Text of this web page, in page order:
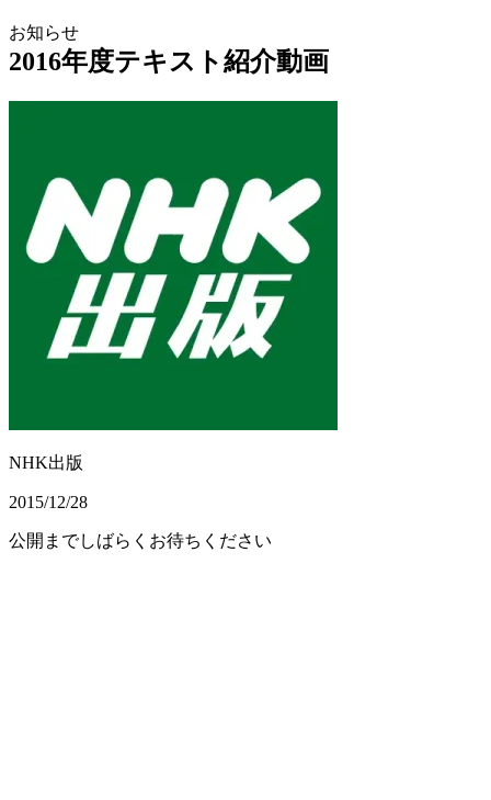
お知らせ
2016年度テキスト紹介動画
NHK出版
2015/12/28
公開までしばらくお待ちください